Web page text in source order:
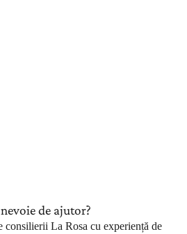
de ajutor?
La Rosa cu experiență de